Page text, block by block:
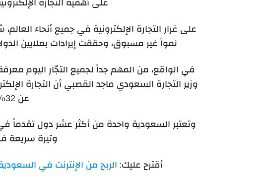
على أهمية التجارة
على غرار التجارة الإلكترونية في جميع أنحاء
نمواً غير مسبوق، وحققت إيرادات بملايين
في الواقع، من المهم جداً لجميع التجّار اليوم معرفة
وزير التجارة السعودي ماجد القصبي أن التجارة
عن 32٪.
وتعتبر السعودية واحدة من أكثر عشر دول تقدماً في
وتيرة سريعة
أقترح عليك: الربح من الإنترنت في السعودية: